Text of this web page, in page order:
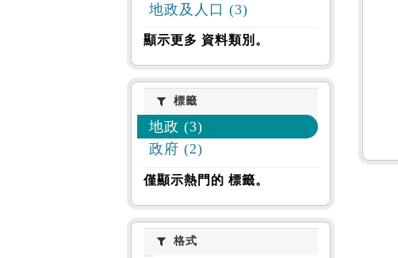
地政及人口 (3)
顯示更多 資料類別。
標籤標籤
地政 (3)
政府 (2)
僅顯示熱門的 標籤。
格式格式